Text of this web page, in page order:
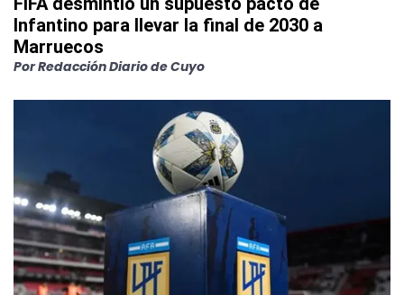
Infantino para llevar la final de 2030 a
Marruecos
PorRedacción Diario de Cuyo